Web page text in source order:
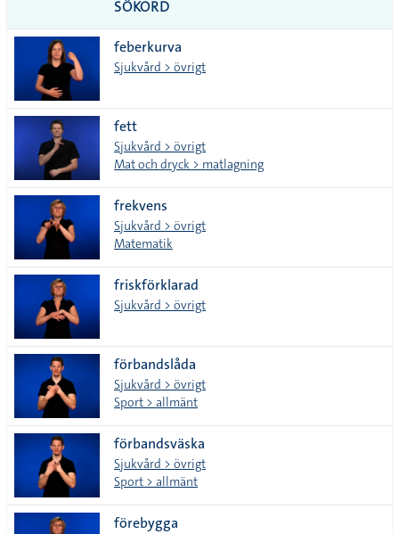
tecken
SÖKORD
feberkurva
Sjukvård > övrigt
fett
Sjukvård > övrigt
Mat och dryck > matlagning
frekvens
Sjukvård > övrigt
Matematik
friskförklarad
Sjukvård > övrigt
förbandslåda
Sjukvård > övrigt
Sport > allmänt
förbandsväska
Sjukvård > övrigt
Sport > allmänt
förebygga